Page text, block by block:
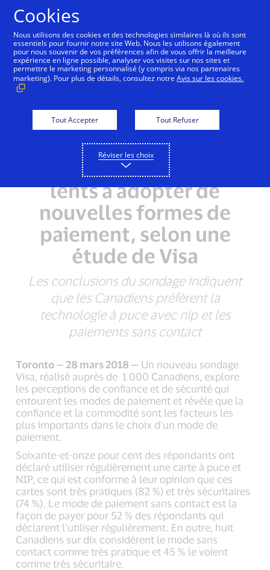
Les consommateurs
canadiens font
paiement qu’ils
connaissent mieux, et
pourraient être plus
lents à adopter de
nouvelles formes de
paiement, selon une
étude de Visa
Les conclusions du sondage indiquent
que les Canadiens préfèrent la
technologie à puce avec nip et les
paiements sans contact
Toronto — 28 mars 2018 — Un nouveau sondage
Visa, réalisé auprès de 1 000 Canadiens, explore
les perceptions de confiance et de sécurité qui
entourent les modes de paiement et révèle que la
confiance et la commodité sont les facteurs les
plus importants dans le choix d’un mode de
paiement.
Soixante-et-onze pour cent des répondants ont
déclaré utiliser régulièrement une carte à puce et
NIP, ce qui est conforme à leur opinion que ces
cartes sont très pratiques (82 %) et très sécuritaires
(74 %). Le mode de paiement sans contact est la
façon de payer pour 52 % des répondants qui
déclarent l’utiliser régulièrement. En outre, huit
Canadiens sur dix considèrent le mode sans
contact comme très pratique et 45 % le voient
comme très sécuritaire.
Cookies
Nous utilisons des cookies et des technologies similaires là où ils sont
essentiels pour fournir notre site Web. Nous les utilisons également
pour nous souvenir de vos préférences afin de vous offrir la meilleure
expérience en ligne possible, analyser vos visites sur nos sites et
permettre le marketing personnalisé (y compris via nos partenaires
marketing). Pour plus de détails, consultez notreAvis sur les cookies.
Tout Accepter Tout Refuser
Réviser les choix